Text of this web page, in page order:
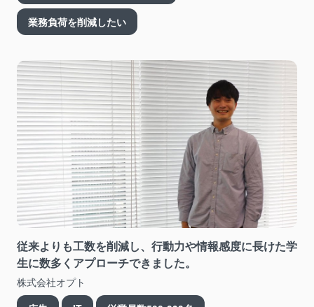
業務負荷を削減したい
従来よりも工数を削減し、行動力や情報感度に長けた学
生に数多くアプローチできました。
株式会社オプト